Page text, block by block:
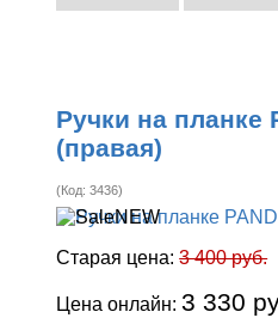
Ручки на планке
(правая)
(Код:3436)
Старая цена:3 400 руб.
Цена онлайн:3 330